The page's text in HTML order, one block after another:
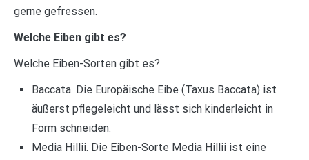
gerne gefressen.
Welche Eiben gibt es?
Welche Eiben-Sorten gibt es?
Baccata. Die Europäische Eibe (Taxus Baccata) ist
äußerst pflegeleicht und lässt sich kinderleicht in
Form schneiden.
Media Hillii. Die Eiben-Sorte Media Hillii ist eine